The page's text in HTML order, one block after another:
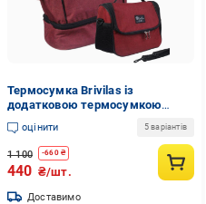
Термосумка Brivilas із
додатковою термосумкою
Бордовий з чорним
оцінити 5 варіантів
1 100 -660₴
440 ₴/шт.
Доставимо